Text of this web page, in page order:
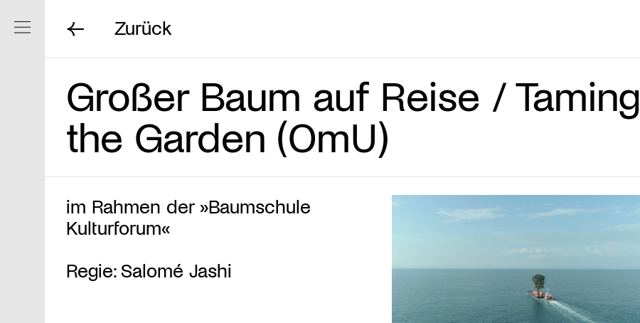
Navigation ein/ausblenden
Zurück
Großer Baum auf Reise / Taming
the Garden (OmU)
im Rahmen der »Baumschule
Kulturforum«
Regie: Salomé Jashi